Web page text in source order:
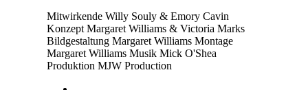
Mitwirkende Willy Souly & Emory Cavin
Konzept Margaret Williams & Victoria Marks
Bildgestaltung Margaret Williams Montage
Margaret Williams Musik Mick O'Shea
Produktion MJW Production